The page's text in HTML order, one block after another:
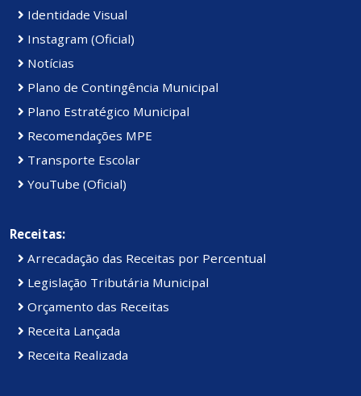
Identidade Visual
Instagram (Oficial)
Notícias
Plano de Contingência Municipal
Plano Estratégico Municipal
Recomendações MPE
Transporte Escolar
YouTube (Oficial)
Receitas:
Arrecadação das Receitas por Percentual
Legislação Tributária Municipal
Orçamento das Receitas
Receita Lançada
Receita Realizada